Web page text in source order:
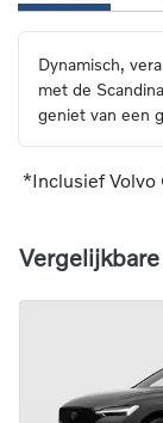
Dynamisch,
met de
geniet van een
*Inclusief Volvo